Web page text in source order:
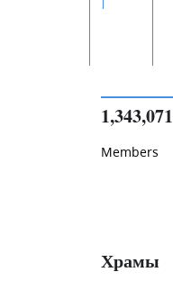
1,343,071
Members
Храмы